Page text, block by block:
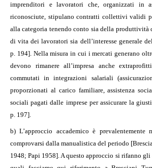
imprenditori e lavoratori che, organizzati in
riconosciute, stipulano contratti collettivi validi
alla categoria tenendo conto sia della produttività
di vita dei lavoratori sia dell’interesse generale
p. 194]. Nella misura in cui i mercati generano
devono rimanere all’impresa anche
commutati in integrazioni salariali
proporzionati al carico familiare, assistenza
sociali pagati dalle imprese per assicurare la
p. 197].
b) L’approccio accademico è prevalentemente
comprovarsi dalla manualistica del periodo
1948; Papi 1958]. A questo approccio si rifanno